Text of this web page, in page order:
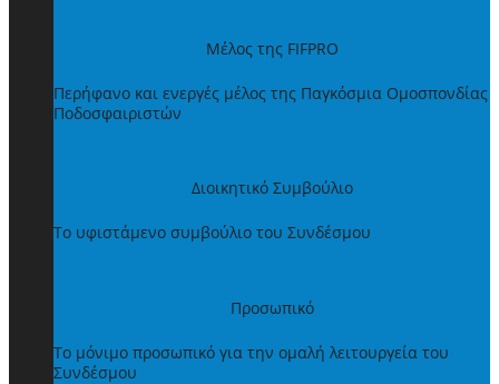
Μέλος της FIFPRO
Περήφανο και ενεργές μέλος της Παγκόσμια Ομοσπονδίας
Ποδοσφαιριστών
Διοικητικό Συμβούλιο
Το υφιστάμενο συμβούλιο του Συνδέσμου
Προσωπικό
Το μόνιμο προσωπικό για την ομαλή λειτουργεία του
Συνδέσμου